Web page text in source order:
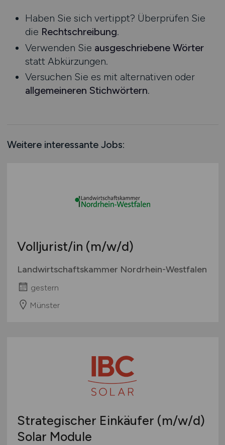
Praktikum
Nordrhein-Westfalen
Rheinland-Pfalz
Saarland
Sachsen
Sachsen-Anhalt
Schleswig-Holstein
Schweiz
Haben Sie sich vertippt? Überprüfen Sie
die Rechtschreibung.
Verwenden Sie ausgeschriebene Wörter
statt Abkürzungen.
Versuchen Sie es mit alternativen oder
allgemeineren Stichwörtern.
Weitere interessante Jobs:
Volljurist/in (m/w/d)
Landwirtschaftskammer Nordrhein-Westfalen
gestern
Münster
Strategischer Einkäufer (m/w/d)
Solar Module